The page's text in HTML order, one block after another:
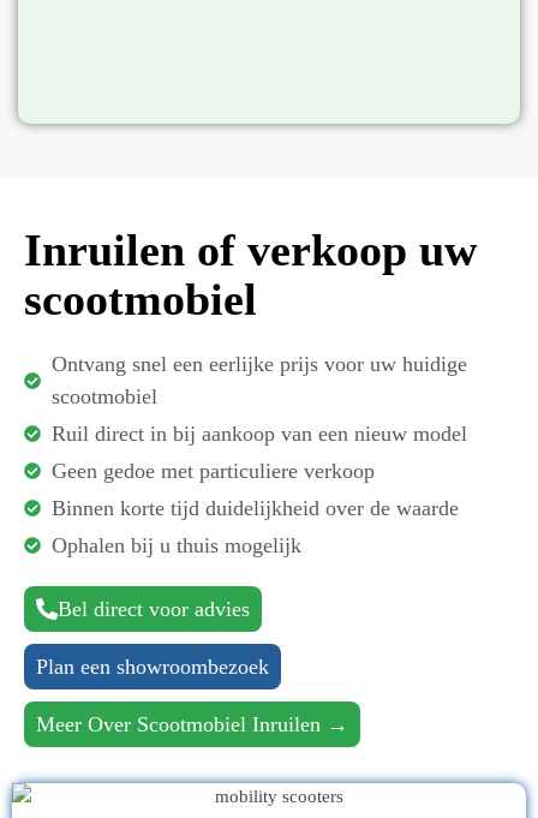
Inruilen of verkoop uw
scootmobiel
Ontvang snel een eerlijke prijs voor uw huidige
scootmobiel
Ruil direct in bij aankoop van een nieuw model
Geen gedoe met particuliere verkoop
Binnen korte tijd duidelijkheid over de waarde
Ophalen bij u thuis mogelijk
Bel direct voor advies
Plan een showroombezoek
Meer Over Scootmobiel Inruilen →